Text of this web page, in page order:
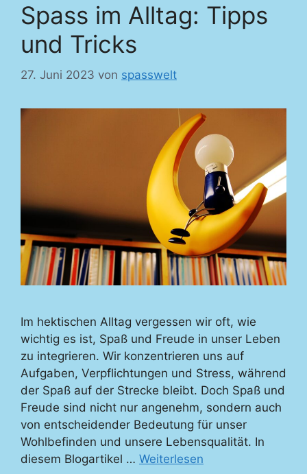
Spass im Alltag: Tipps
und Tricks
27. Juni 2023 von spasswelt
Im hektischen Alltag vergessen wir oft, wie
wichtig es ist, Spaß und Freude in unser Leben
zu integrieren. Wir konzentrieren uns auf
Aufgaben, Verpflichtungen und Stress, während
der Spaß auf der Strecke bleibt. Doch Spaß und
Freude sind nicht nur angenehm, sondern auch
von entscheidender Bedeutung für unser
Wohlbefinden und unsere Lebensqualität. In
diesem Blogartikel … Weiterlesen